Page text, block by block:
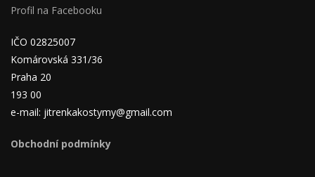
Profil na Facebooku
IČO 02825007
Komárovská 331/36
Praha 20
193 00
e-mail: jitrenkakostymy@gmail.com
Obchodní podmínky